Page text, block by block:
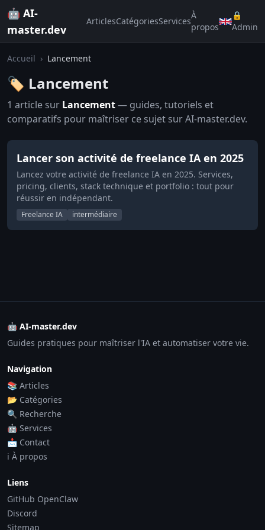
🤖 AI-
master.dev
ArticlesCatégoriesServices
À
propos
🔒
Admin
Accueil › Lancement
🏷️ Lancement
1 article sur Lancement— guides, tutoriels et
comparatifs pour maîtriser ce sujet sur AI-master.dev.
Lancer son activité de freelance IA en 2025
Lancez votre activité de freelance IA en 2025. Services,
pricing, clients, stack technique et portfolio : tout pour
réussir en indépendant.
Freelance IA intermédiaire
🤖 AI-master.dev
Guides pratiques pour maîtriser l'IA et automatiser votre vie.
Navigation
📚 Articles
📂 Catégories
🔍 Recherche
🤖 Services
📩 Contact
ℹ️ À propos
Liens
GitHub OpenClaw
Discord
Sitemap